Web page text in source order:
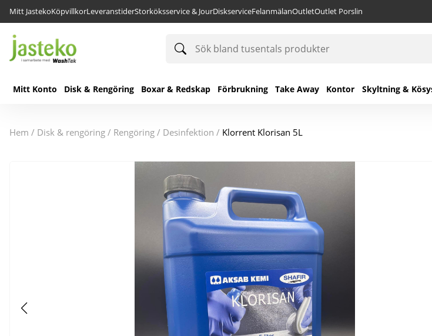
Mitt JastekoKöpvillkorLeveranstiderStorköksservice & JourDiskserviceFelanmälanOutletOutlet Porslin
Sök
bland
produkter
Mitt Konto Disk & Rengöring Boxar & Redskap Förbrukning Take Away Kontor Skyltning &
hem / disk & rengöring / rengöring / desinfektion / Klorrent Klorisan 5L